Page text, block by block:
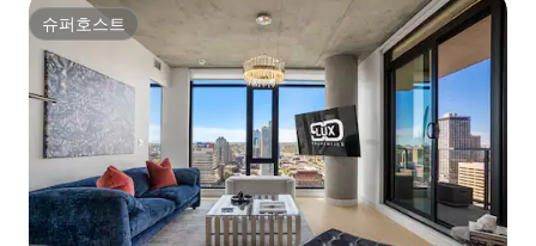
슈퍼호스트
슈퍼호스트